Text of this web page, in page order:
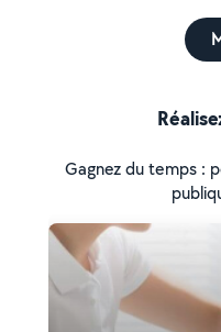
Gagnez du temps :